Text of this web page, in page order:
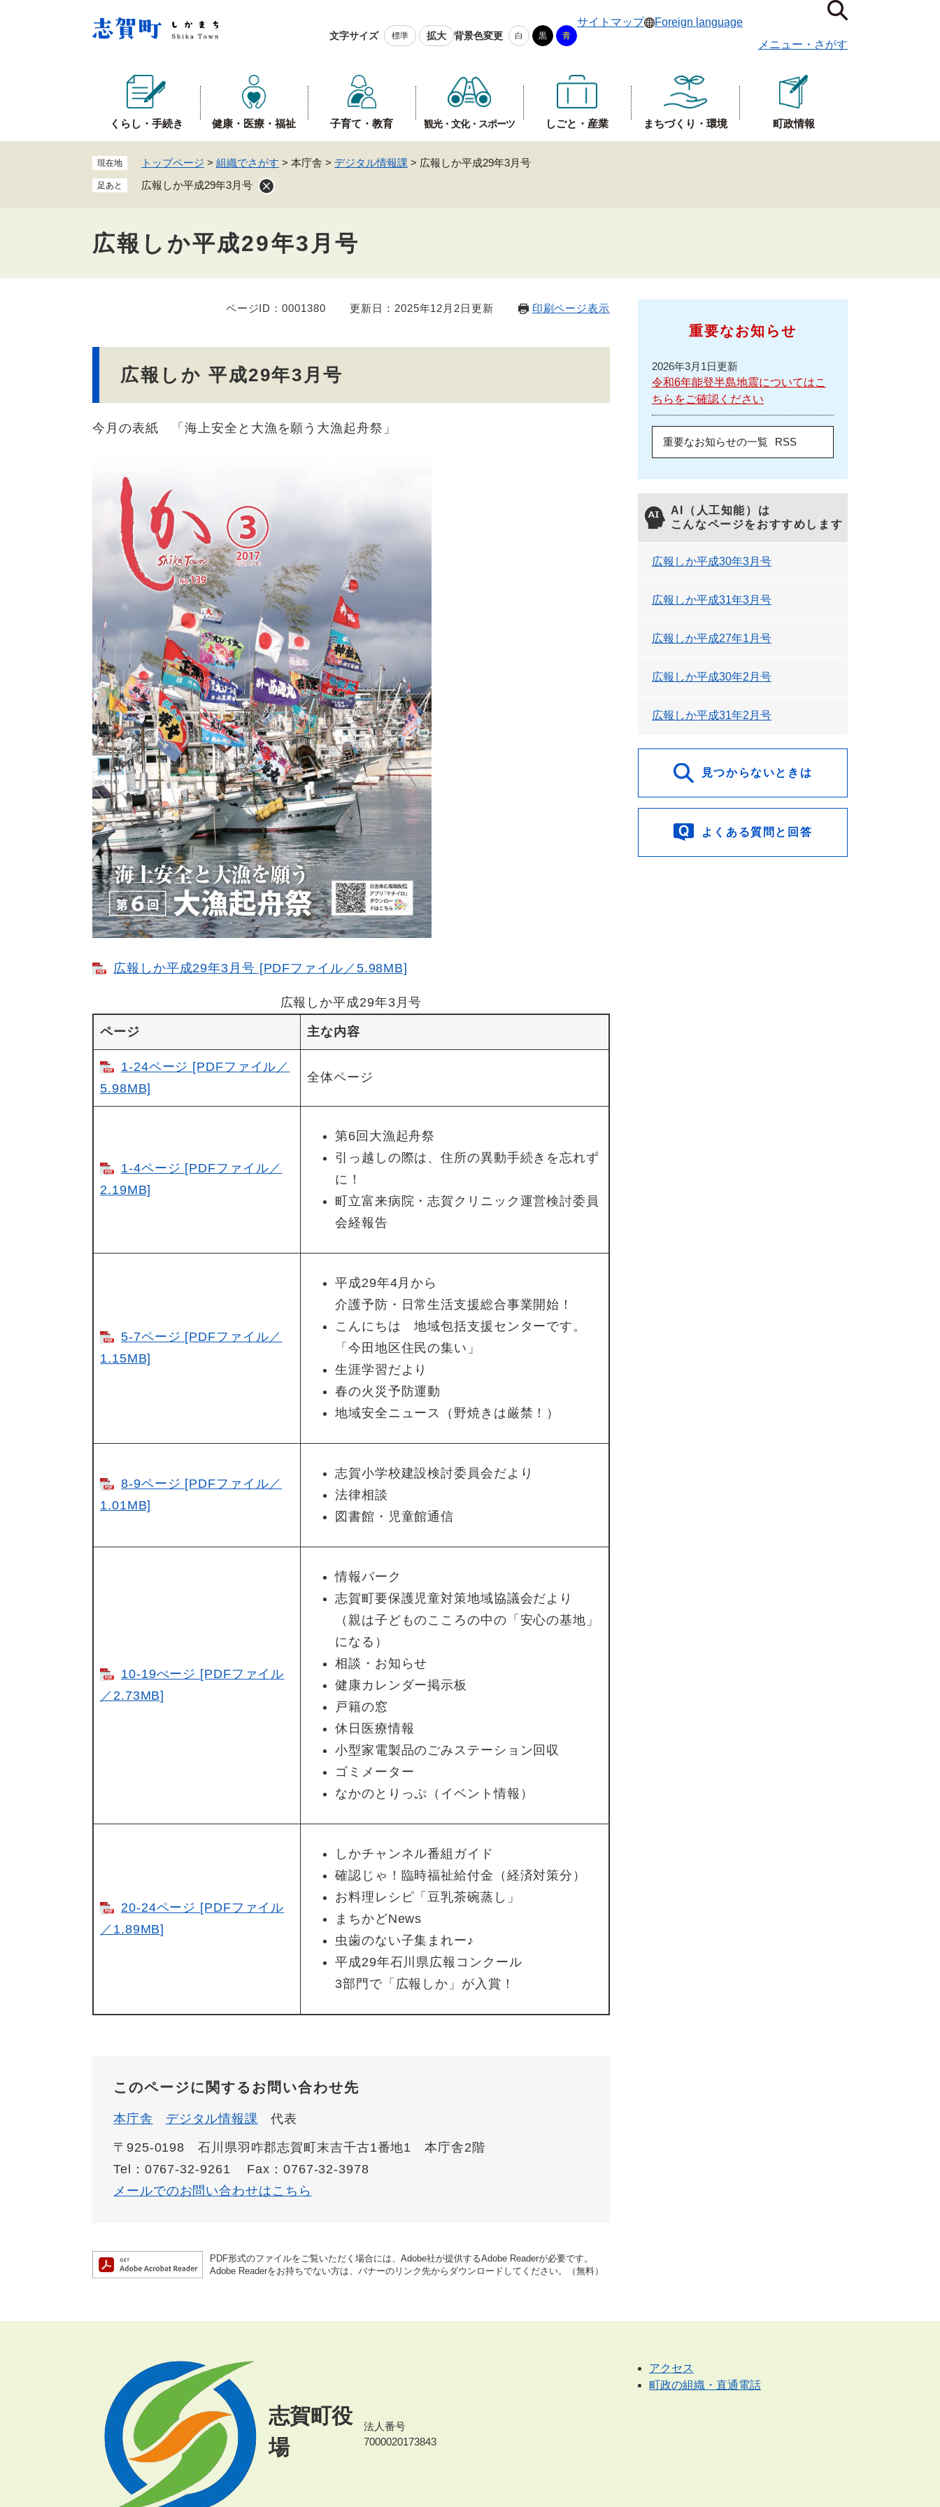
ー
ジ
。
文字サイズ 標準 拡大 背景色変更 白 黒 青
サイトマップ
Foreign language
メニュー ・ さがす
くらし・手続き 健康・医療・福祉 子育て・教育 観光・文化・スポーツ しごと・産業 まちづくり・環境 町政情報
現在地 トップページ > 組織でさがす > 本庁舎 > デジタル情報課 > 広報しか平成29年3月号
足あと 広報しか平成29年3月号
広報しか平成29年3月号
ページID：0001380 更新日：2025年12月2日更新 印刷ページ表示
広報しか 平成29年3月号
今月の表紙 「海上安全と大漁を願う大漁起舟祭」
広報しか平成29年3月号 [PDFファイル／5.98MB]
広報しか平成29年3月号
ページ 主な内容
1-24ページ [PDFファイル／
5.98MB]
全体ページ
1-4ページ [PDFファイル／
2.19MB]
第6回大漁起舟祭
引っ越しの際は、住所の異動手続きを忘れず
に！
町立富来病院・志賀クリニック運営検討委員
会経報告
5-7ページ [PDFファイル／
1.15MB]
平成29年4月から
介護予防・日常生活支援総合事業開始！
こんにちは 地域包括支援センターです。
「今田地区住民の集い」
生涯学習だより
春の火災予防運動
地域安全ニュース（野焼きは厳禁！）
8-9ページ [PDFファイル／
1.01MB]
志賀小学校建設検討委員会だより
法律相談
図書館・児童館通信
10-19ぺージ [PDFファイル
／2.73MB]
情報パーク
志賀町要保護児童対策地域協議会だより
（親は子どものこころの中の「安心の基地」
になる）
相談・お知らせ
健康カレンダー掲示板
戸籍の窓
休日医療情報
小型家電製品のごみステーション回収
ゴミメーター
なかのとりっぷ（イベント情報）
20-24ページ [PDFファイル
／1.89MB]
しかチャンネル番組ガイド
確認じゃ！臨時福祉給付金（経済対策分）
お料理レシピ「豆乳茶碗蒸し」
まちかどNews
虫歯のない子集まれー♪
平成29年石川県広報コンクール
3部門で「広報しか」が入賞！
このページに関するお問い合わせ先
本庁舎 デジタル情報課 代表
〒925-0198 石川県羽咋郡志賀町末吉千古1番地1 本庁舎2階
Tel：0767-32-9261
Fax：0767-32-3978
メールでのお問い合わせはこちら
PDF形式のファイルをご覧いただく場合には、Adobe社が提供するAdobe Readerが必要です。
Adobe Readerをお持ちでない方は、バナーのリンク先からダウンロードしてください。（無料）
重要なお知らせ
2026年3月1日更新
令和6年能登半島地震についてはこ
ちらをご確認ください
重要なお知らせの一覧 RSS
AI（人工知能）は
こんなページをおすすめします
広報しか平成30年3月号
広報しか平成31年3月号
広報しか平成27年1月号
広報しか平成30年2月号
広報しか平成31年2月号
見つからないときは
よくある質問と回答
志賀町役
場
法人番号
7000020173843
アクセス
町政の組織・直通電話